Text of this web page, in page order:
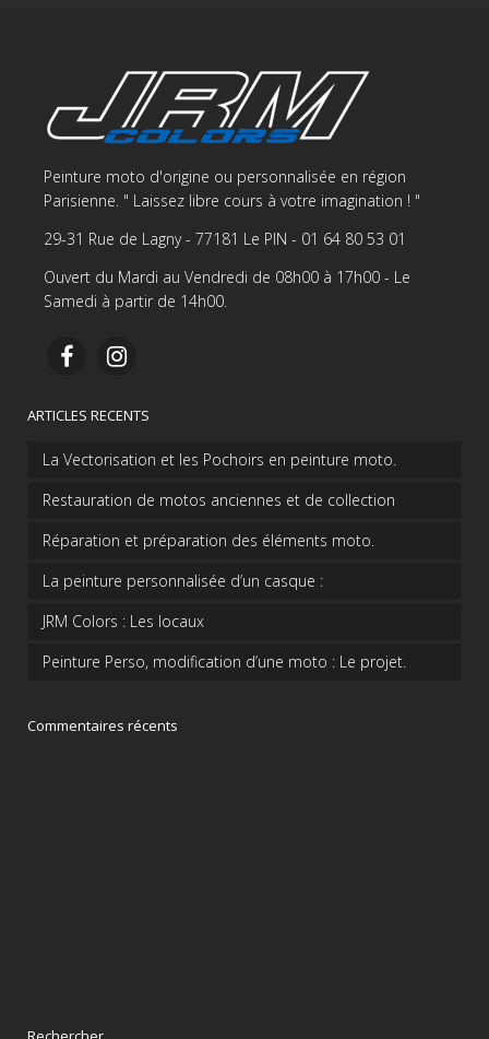
Peinture moto d'origine ou personnalisée en région
Parisienne. " Laissez libre cours à votre imagination ! "
29-31 Rue de Lagny - 77181 Le PIN - 01 64 80 53 01
Ouvert du Mardi au Vendredi de 08h00 à 17h00 - Le
Samedi à partir de 14h00.
ARTICLES RECENTS
La Vectorisation et les Pochoirs en peinture moto.
Restauration de motos anciennes et de collection
Réparation et préparation des éléments moto.
La peinture personnalisée d’un casque :
JRM Colors : Les locaux
Peinture Perso, modification d’une moto : Le projet.
Commentaires récents